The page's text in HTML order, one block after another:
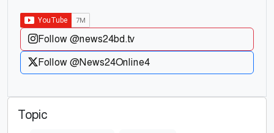
Follow @news24bd.tv
Follow @News24Online4
Topic